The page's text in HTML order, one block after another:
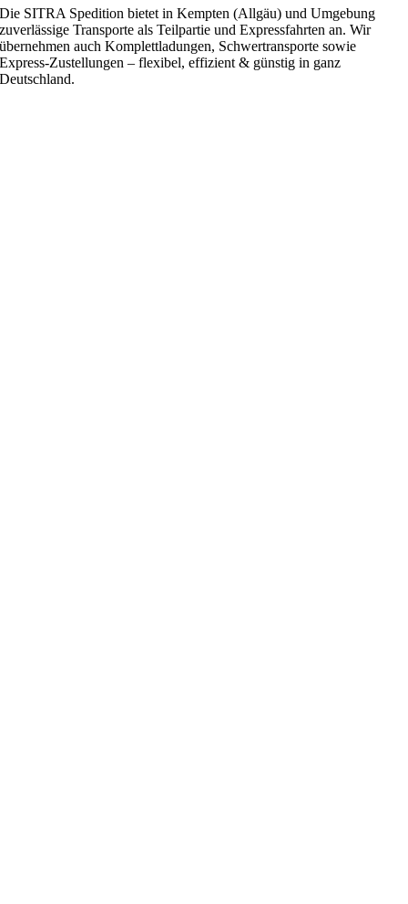
Die SITRA Spedition bietet in Kempten (Allgäu) und Umgebung
zuverlässige Transporte als Teilpartie und Expressfahrten an. Wir
übernehmen auch Komplettladungen, Schwertransporte sowie
Express-Zustellungen – flexibel, effizient & günstig in ganz
Deutschland.